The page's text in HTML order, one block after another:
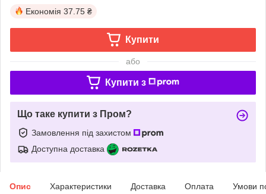
Економія 37.75 ₴
Купити
або
Купити з
Що таке купити з Пром?
Замовлення під захистом
Доступна доставка
Опис Характеристики Доставка Оплата Умови